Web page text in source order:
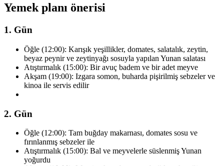
Yemek planı önerisi
1. Gün
Öğle (12:00): Karışık yeşillikler, domates, salatalık, zeytin,
beyaz peynir ve zeytinyağı sosuyla yapılan Yunan salatası
Atıştırmalık (15:00): Bir avuç badem ve bir adet meyve
Akşam (19:00): Izgara somon, buharda pişirilmiş sebzeler ve
kinoa ile servis edilir
2. Gün
Öğle (12:00): Tam buğday makarnası, domates sosu ve
fırınlanmış sebzeler ile
Atıştırmalık (15:00): Bal ve meyvelerle süslenmiş Yunan
yoğurdu